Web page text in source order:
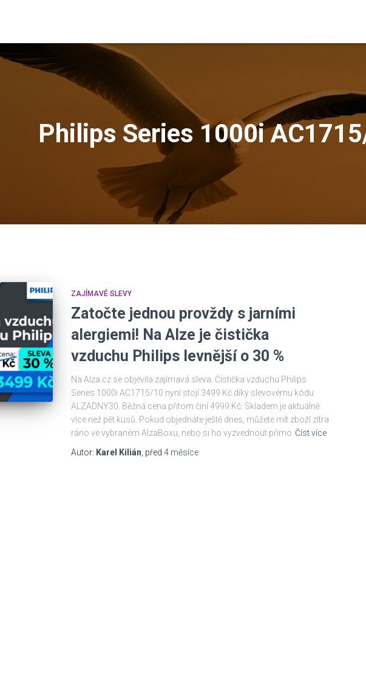
Philips Series 1000i
ZAJÍMAVÉ SLEVY
Zatočte jednou provždy s jarními
alergiemi! Na Alze je čistička
vzduchu Philips levnější o 30 %
Na Alza.cz se objevila zajímavá sleva. Čistička vzduchu Philips
Series 1000i AC1715/10 nyní stojí 3499 Kč díky slevovému kódu
ALZADNY30. Běžná cena přitom činí 4999 Kč. Skladem je aktuálně
více než pět kusů. Pokud objednáte ještě dnes, můžete mít zboží zítra
ráno ve vybraném AlzaBoxu, nebo si ho vyzvednout přímo Číst více
Autor: Karel Kilián , před 4 měsíce